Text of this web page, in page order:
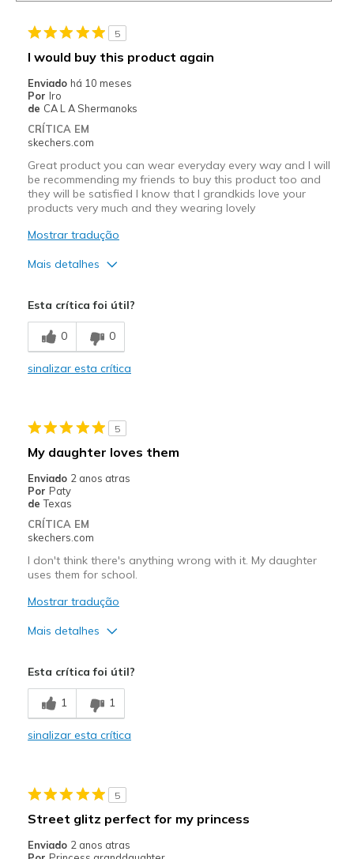
5
I would buy this product again
Enviado há 10 meses
Por Iro
de CA L A Shermanoks
CRÍTICA EM
skechers.com
Great product you can wear everyday every way and I will
be recommending my friends to buy this product too and
they will be satisfied I know that I grandkids love your
products very much and they wearing lovely
Mostrar tradução
Mais detalhes
Comfortable
Stylish
Wear Out Quickly
Casual Wear
Going Out
Travel
Sizing
Esta crítica foi útil?
0 0
sinalizar esta crítica
5
My daughter loves them
Enviado 2 anos atras
Por Paty
de Texas
CRÍTICA EM
skechers.com
I don't think there's anything wrong with it. My daughter
uses them for school.
Mostrar tradução
Mais detalhes
Breathe Well
Comfortable
Stylish
Melhores utilizações
Esta crítica foi útil?
1 1
sinalizar esta crítica
5
Street glitz perfect for my princess
Enviado 2 anos atras